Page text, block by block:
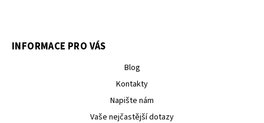
INFORMACE PRO VÁS
Blog
Kontakty
Napište nám
Vaše nejčastější dotazy